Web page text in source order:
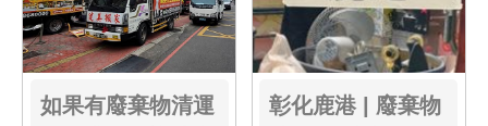
如果有廢棄物清運
彰化鹿港 | 廢棄物